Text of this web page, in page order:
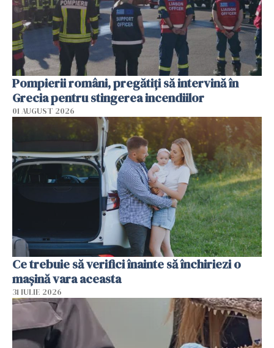
Pompierii români, pregătiţi să intervină în
Grecia pentru stingerea incendiilor
01 AUGUST 2026
Ce trebuie să verifici înainte să închiriezi o
mașină vara aceasta
31 IULIE 2026